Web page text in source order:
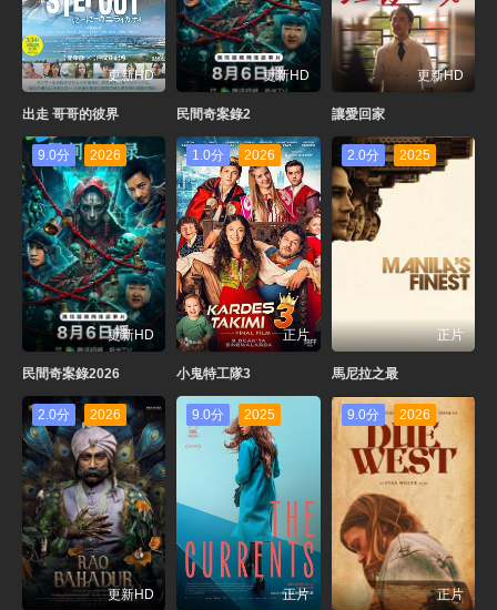
更新HD
出走 哥哥的彼界
更新HD
民間奇案錄2
更新HD
讓愛回家
9.0分 2026
更新HD
民間奇案錄2026
1.0分 2026
正片
小鬼特工隊3
2.0分 2025
正片
馬尼拉之最
2.0分 2026
更新HD
9.0分 2025
正片
9.0分 2026
正片